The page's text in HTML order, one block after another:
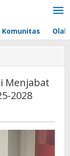
Komunitas
2025-
Menjabat
2028